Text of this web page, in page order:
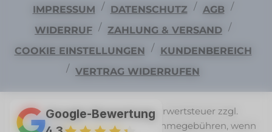
IMPRESSUM / DATENSCHUTZ / AGB /
WIDERRUF / ZAHLUNG & VERSAND /
COOKIE EINSTELLUNGEN /
KUNDENBEREICH
/ VERTRAG WIDERRUFEN
Alle Preise exkl. gesetzl. Mehrwertsteuer zzgl.
Versandkosten
und ggf. Nachnahmegebühren, wenn
Google-Bewertung